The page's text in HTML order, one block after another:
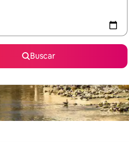
Buscar